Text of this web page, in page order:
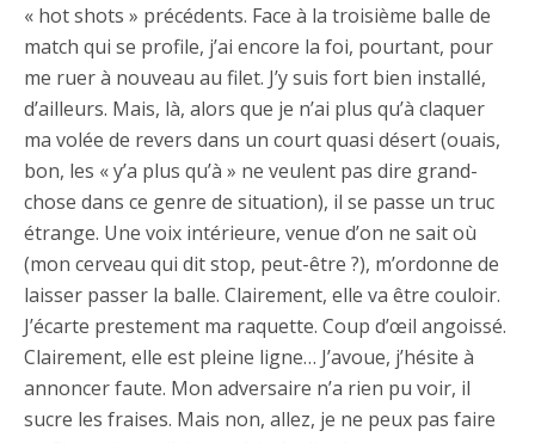
« hot shots » précédents. Face à la troisième balle de
match qui se profile, j’ai encore la foi, pourtant, pour
me ruer à nouveau au filet. J’y suis fort bien installé,
d’ailleurs. Mais, là, alors que je n’ai plus qu’à claquer
ma volée de revers dans un court quasi désert (ouais,
bon, les « y’a plus qu’à » ne veulent pas dire grand-
chose dans ce genre de situation), il se passe un truc
étrange. Une voix intérieure, venue d’on ne sait où
(mon cerveau qui dit stop, peut-être ?), m’ordonne de
laisser passer la balle. Clairement, elle va être couloir.
J’écarte prestement ma raquette. Coup d’œil angoissé.
Clairement, elle est pleine ligne… J’avoue, j’hésite à
annoncer faute. Mon adversaire n’a rien pu voir, il
sucre les fraises. Mais non, allez, je ne peux pas faire